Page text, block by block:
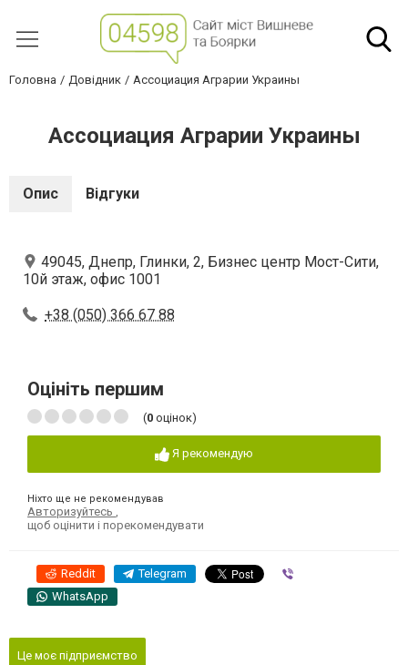
Головна Довідник Ассоциация Аграрии Украины
Ассоциация Аграрии Украины
Опис Відгуки
49045, Днепр, Глинки, 2, Бизнес центр Мост-Сити,
10й этаж, офис 1001
+38 (050) 366 67 88
Оцініть першим
(0 оцінок)
Я рекомендую
Ніхто ще не рекомендував
Авторизуйтесь
щоб оцінити і порекомендувати
Reddit Telegram
WhatsApp
Це моє підприємство